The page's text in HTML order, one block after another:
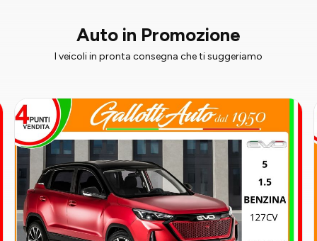
Auto in Promozione
I veicoli in pronta consegna che ti suggeriamo